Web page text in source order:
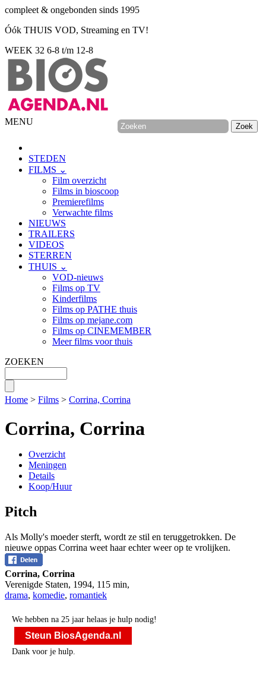
compleet & ongebonden sinds 1995
Óók THUIS VOD, Streaming en TV!
WEEK 32 6-8 t/m 12-8
MENU
STEDEN
FILMS ⌄
Film overzicht
Films in bioscoop
Premierefilms
Verwachte films
NIEUWS
TRAILERS
VIDEOS
STERREN
THUIS ⌄
VOD-nieuws
Films op TV
Kinderfilms
Films op PATHE thuis
Films op mejane.com
Films op CINEMEMBER
Meer films voor thuis
ZOEKEN
Home > Films > Corrina, Corrina
Corrina, Corrina
Overzicht
Meningen
Details
Koop/Huur
Pitch
Als Molly's moeder sterft, wordt ze stil en teruggetrokken. De
nieuwe oppas Corrina weet haar echter weer op te vrolijken.
Corrina, Corrina
Verenigde Staten, 1994, 115 min,
drama, komedie, romantiek
We hebben na 25 jaar helaas je hulp nodig!
Steun BiosAgenda.nl
Dank voor je hulp.